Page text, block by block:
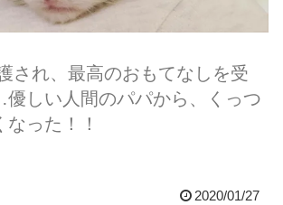
され、最高のおもてなしを受
しい人間のパパから、くっつ
った！！
2020/01/27